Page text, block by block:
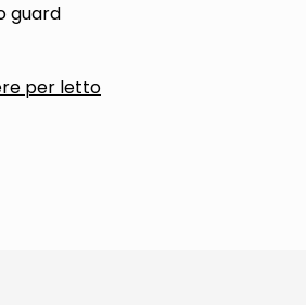
guard
per letto